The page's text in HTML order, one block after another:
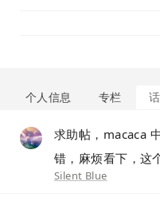
个人信息 专栏
求助帖，macaca
错，麻烦看下，这
Silent Blue